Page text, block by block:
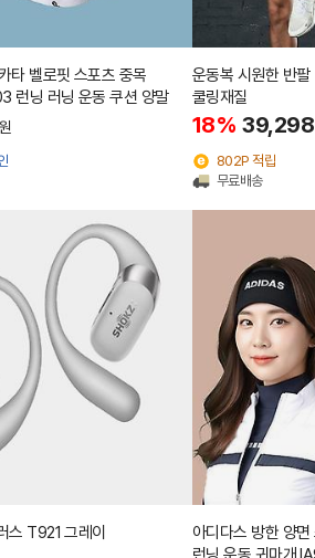
타 벨로핏 스포츠 중목
런닝 러닝 운동 쿠션 양말
원
운동복 시원한 반
쿨링재질
18% 39,298
802P 적립
무료배송
스 T921 그레이
아디다스 방한 양